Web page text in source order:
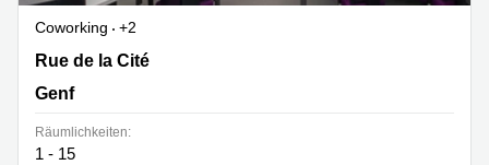
Coworking
+2
Rue de la Cité 1, Genf
Rue de la Cité
Genf
Räumlichkeiten:
1 - 15